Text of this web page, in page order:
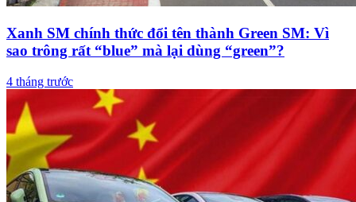
Xanh SM chính thức đổi tên thành Green SM: Vì
sao trông rất “blue” mà lại dùng “green”?
4 tháng trước